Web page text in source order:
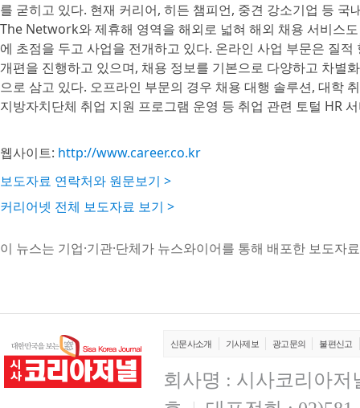
를 굳히고 있다. 현재 커리어, 히든 챔피언, 중견 강소기업 등
The Network와 제휴해 영역을 해외로 넓혀 해외 채용 서비스
에 초점을 두고 사업을 전개하고 있다. 온라인 사업 부문은 질
개편을 진행하고 있으며, 채용 정보를 기본으로 다양하고 차별
으로 삼고 있다. 오프라인 부문의 경우 채용 대행 솔루션, 대학
지방자치단체 취업 지원 프로그램 운영 등 취업 관련 토털 HR
웹사이트: http://www.career.co.kr
보도자료 연락처와 원문보기 >
커리어넷 전체 보도자료 보기 >
이 뉴스는 기업·기관·단체가 뉴스와이어를 통해 배포한 보도자